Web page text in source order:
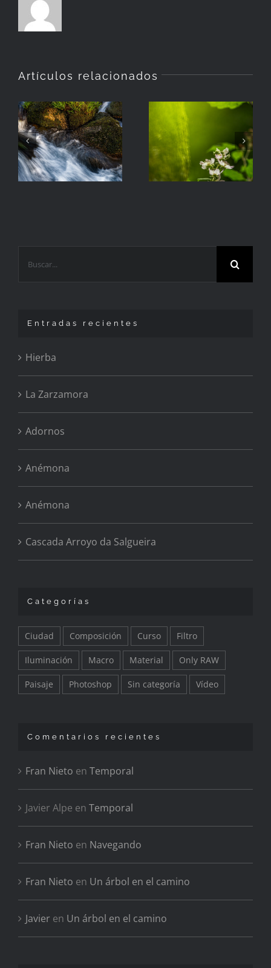
Artículos relacionados
Hierba
Zarzamora
Entradas recientes
Hierba
La Zarzamora
Adornos
Anémona
Anémona
Cascada Arroyo da Salgueira
Categorías
Ciudad Composición Curso Filtro
Iluminación Macro Material Only RAW
Paisaje Photoshop Sin categoría Vídeo
Comentarios recientes
Fran Nieto en Temporal
Javier Alpe en Temporal
Fran Nieto en Navegando
Fran Nieto en Un árbol en el camino
Javier en Un árbol en el camino